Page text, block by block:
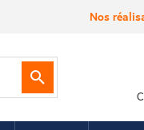
Nos
Rechercher